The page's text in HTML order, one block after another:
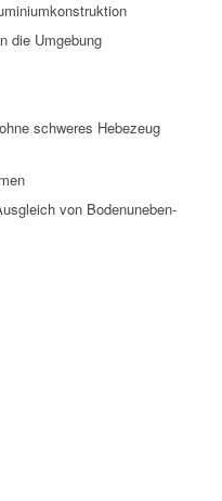
die Umgebung
schw­eres Hebezeug
von Bode­nuneben­